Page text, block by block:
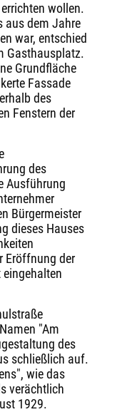
wollen.
aus dem Jahre
war, entschied
Gasthausplatz.
Grundfläche
Fassade
des
Fenstern der
des
Ausführung
Bürgermeister
dieses Hauses
Eröffnung der
"Am
des
schließlich auf.
wie das
verächtlich
1929.